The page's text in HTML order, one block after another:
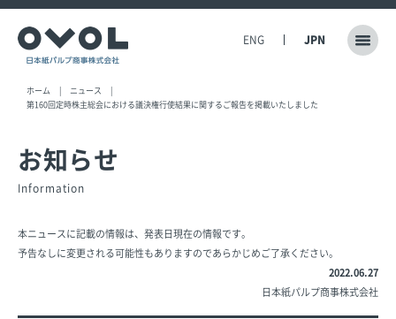
ENG JPN
ホーム
ニュース
第160回定時株主総会における議決権行使結果に関するご報告を掲載いたしました
お知らせ
Information
本ニュースに記載の情報は、発表日現在の情報です。
予告なしに変更される可能性もありますのであらかじめご了承ください。
2022.06.27
日本紙パルプ商事株式会社